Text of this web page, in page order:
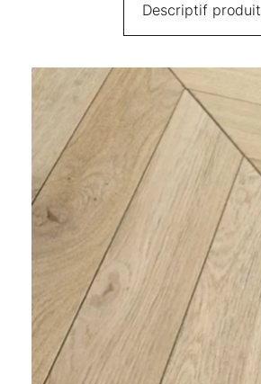
Descriptif produit